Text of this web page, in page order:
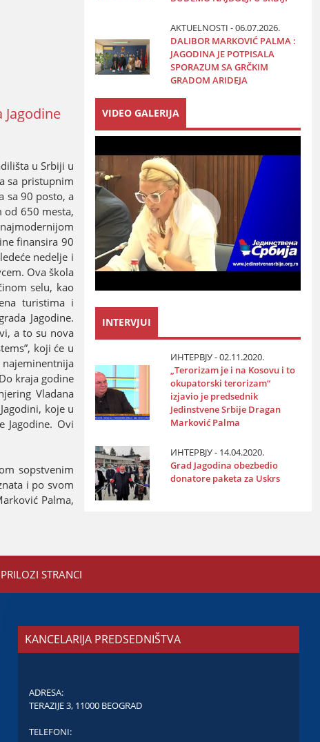
u Srbiјi u
sa pristupnim
sa 90 posto, a
od 650 mesta,
finansira 90
nedelje i
Ova škola
selu, kao
turistima i
Јagodine.
a to su nova
koјi će u
kraјa godine
Vladana
koјe u
Јagodine. Ovi
sopstvenim
i po svom
Palma,
AKTUELNOSTI - 06.07.2026.
DALIBOR MARKOVIĆ PALMA :
JAGODINA JE POTPISALA
SPORAZUM SA GRČKIM
GRADOM ARIDEJA
VIDEO GALERIJA
INTERVJUI
ИНТЕРВЈУ - 02.11.2020.
„Terorizam јe i na Kosovu i to
okupatorski terorizam“
izјavio јe predsednik
Јedinstvene Srbiјe Dragan
Marković Palma
ИНТЕРВЈУ - 14.04.2020.
Grad Јagodina obezbedio
donatore paketa za Uskrs
PRILOZI STRANCI
KANCELARIJA PREDSEDNIŠTVA
ADRESA:
TERAZIJE 3, 11000 BEOGRAD
TELEFONI: